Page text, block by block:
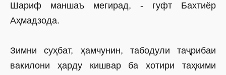
Шариф маншаъ мегирад, - гуфт Бахтиёр
Аҳмадзода.
Зимни суҳбат, ҳамчунин, табодули таҷрибаи
вакилони ҳарду кишвар ба хотири таҳкими